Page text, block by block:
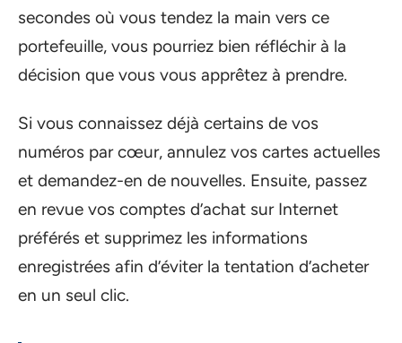
secondes où vous tendez la main vers ce
portefeuille, vous pourriez bien réfléchir à la
décision que vous vous apprêtez à prendre.
Si vous connaissez déjà certains de vos
numéros par cœur, annulez vos cartes actuelles
et demandez-en de nouvelles. Ensuite, passez
en revue vos comptes d’achat sur Internet
préférés et supprimez les informations
enregistrées afin d’éviter la tentation d’acheter
en un seul clic.